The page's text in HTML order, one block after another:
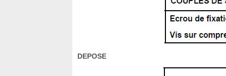
DEPOSE